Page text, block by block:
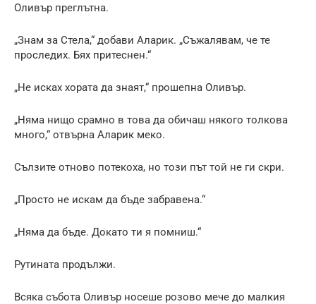
Оливър преглътна.
„Знам за Стела,“ добави Аларик. „Съжалявам, че те
проследих. Бях притеснен.“
„Не исках хората да знаят,“ прошепна Оливър.
„Няма нищо срамно в това да обичаш някого толкова
много,“ отвърна Аларик меко.
Сълзите отново потекоха, но този път той не ги скри.
„Просто не искам да бъде забравена.“
„Няма да бъде. Докато ти я помниш.“
Рутината продължи.
Всяка събота Оливър носеше розово мече до малкия